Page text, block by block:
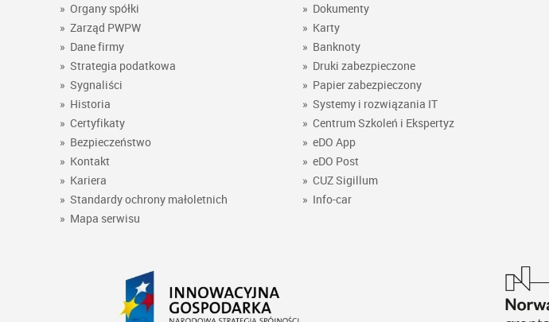
» Organy spółki
» Zarząd PWPW
» Dane firmy
» Strategia podatkowa
» Sygnaliści
» Historia
» Certyfikaty
» Bezpieczeństwo
» Kontakt
» Kariera
» Standardy ochrony małoletnich
» Mapa serwisu
» Dokumenty
» Karty
» Banknoty
» Druki zabezpieczone
» Papier zabezpieczony
» Systemy i rozwiązania IT
» Centrum Szkoleń i Ekspertyz
» eDO App
» eDO Post
» CUZ Sigillum
» Info-car